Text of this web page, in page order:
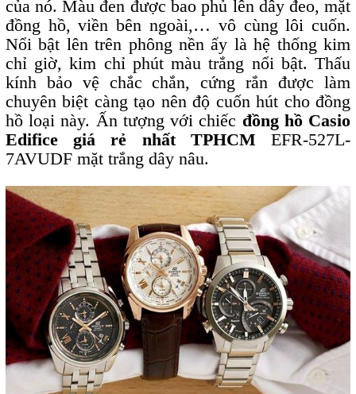
của nó. Màu đen được bao phủ lên dây đeo, mặt
đồng hồ, viền bên ngoài,… vô cùng lôi cuốn.
Nổi bật lên trên phông nền ấy là hệ thống kim
chỉ giờ, kim chỉ phút màu trắng nổi bật. Thấu
kính bảo vệ chắc chắn, cứng rắn được làm
chuyên biệt càng tạo nên độ cuốn hút cho đồng
hồ loại này. Ấn tượng với chiếc đồng hồ Casio
Edifice giá rẻ nhất TPHCMEFR-527L-
7AVUDF mặt trắng dây nâu.